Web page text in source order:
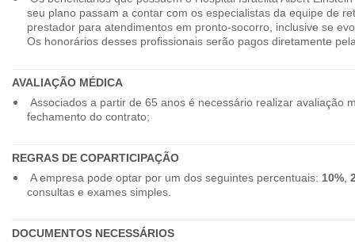
seu plano passam a contar com os especialistas da equipe de
prestador para atendimentos em pronto-socorro, inclusive se
Os honorários desses profissionais serão pagos diretamente
AVALIAÇÃO MÉDICA
Associados a partir de 65 anos é necessário realizar avaliação
fechamento do contrato;
REGRAS DE COPARTICIPAÇÃO
A empresa pode optar por um dos seguintes percentuais: 10%,
consultas e exames simples.
DOCUMENTOS NECESSÁRIOS